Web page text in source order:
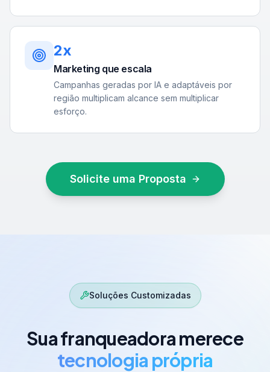
2x
Marketing que escala
Campanhas geradas por IA e adaptáveis por
região multiplicam alcance sem multiplicar
esforço.
Solicite uma Proposta
Soluções Customizadas
Sua franqueadora merece
tecnologia própria